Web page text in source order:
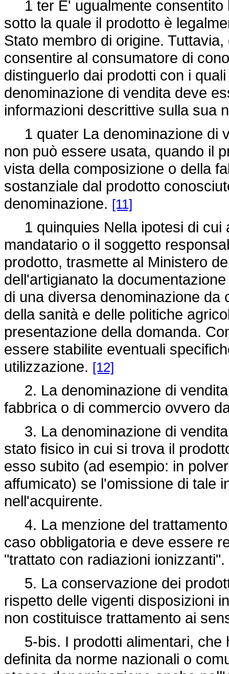
1 ter E' ugualmente consentito
sotto la quale il prodotto è
Stato membro di origine.
consentire al consumatore di
distinguerlo dai prodotti con i
denominazione di vendita deve
informazioni descrittive sulla sua
1 quater La denominazione di
non può essere usata, quando il
vista della composizione o della
sostanziale dal prodotto
denominazione. [11]
1 quinquies Nella ipotesi di cui
mandatario o il soggetto
prodotto, trasmette al Ministero
dell'artigianato la
di una diversa denominazione
della sanità e delle politiche
presentazione della domanda.
essere stabilite eventuali
utilizzazione. [12]
2. La denominazione di
fabbrica o di commercio ovvero
3. La denominazione di
stato fisico in cui si trova il
esso subito (ad esempio: in
affumicato) se l'omissione di tale
nell'acquirente.
4. La menzione del trattamento
caso obbligatoria e deve essere
"trattato con radiazioni ionizzanti".
5. La conservazione dei
rispetto delle vigenti disposizioni
non costituisce trattamento ai
5-bis. I prodotti alimentari, che
definita da norme nazionali o